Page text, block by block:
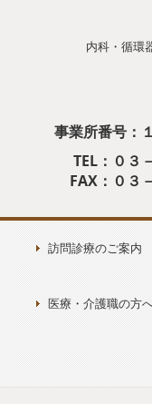
内科・循環
事業所番号：
TEL：０３
FAX： ０３
訪問診療のご案内
医療・介護職の方